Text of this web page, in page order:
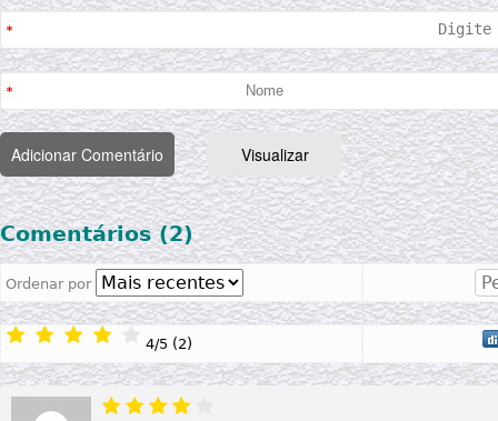
Comentários (2)
Ordenar por
4/5 (2)